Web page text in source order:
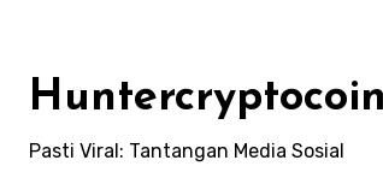
contentHuntercryptocoin
Pasti Viral: Tantangan Media Sosial